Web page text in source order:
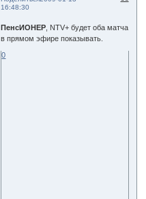
16:48:30
ПенсИОНЕР , NTV+ будет оба матча
в прямом эфире показывать.
0